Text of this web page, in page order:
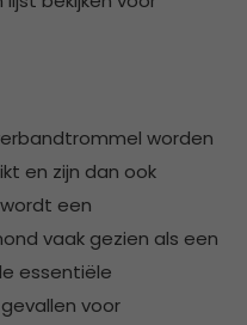
worden
en zijn dan ook
een
vaak gezien als een
essentiële
voor